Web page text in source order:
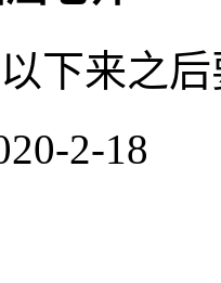
下来之
2-18